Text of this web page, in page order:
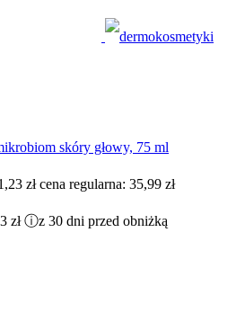
skóry głowy, 75 ml
zł cena regularna: 35,99 zł
zł ⓘz 30 dni przed obniżką